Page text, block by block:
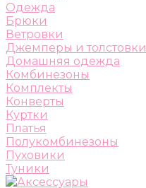
Одежда
Брюки
Ветровки
Джемперы и толстовки
Домашняя одежда
Комбинезоны
Комплекты
Конверты
Куртки
Платья
Полукомбинезоны
Пуховики
Туники